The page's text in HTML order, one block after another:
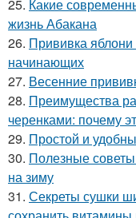
25. Какие
жизнь Абакана
26. Прививка
начинающих
27. Весенние
28. Преимущества
черенками: почему
29. Простой и
30. Полезные
на зиму
31. Секреты сушки